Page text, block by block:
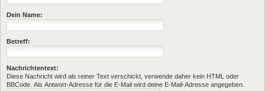
Dein Name:
Betreff:
Nachrichtentext:
Diese Nachricht wird als reiner Text verschickt, verwende daher kein HTML oder
BBCode. Als Antwort-Adresse für die E-Mail wird deine E-Mail-Adresse angegeben.